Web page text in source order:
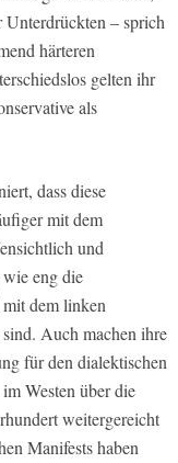
– sprich
härteren
gelten ihr
als
dass diese
mit dem
und
eng die
dem linken
Auch machen ihre
für den dialektischen
Westen über die
weitergereicht
Manifests haben